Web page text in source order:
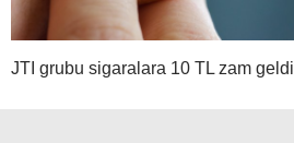
JTI grubu sigaralara 10 TL zam geldi